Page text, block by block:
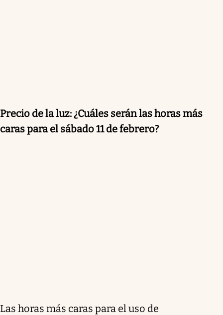
Precio de la luz: ¿Cuáles serán las horas más
caras para el sábado 11 de febrero?
Las horas más caras para el uso de